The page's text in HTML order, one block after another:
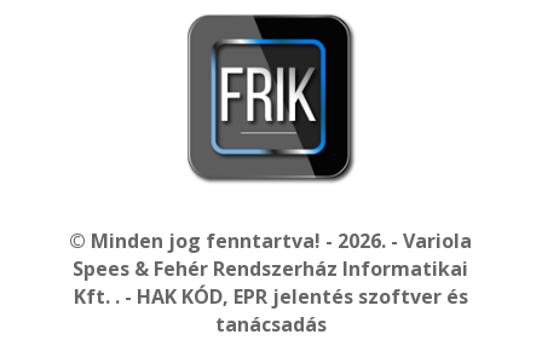
© Minden jog fenntartva! - 2026. - Variola
Spees & Fehér Rendszerház Informatikai
Kft. . - HAK KÓD, EPR jelentés szoftver és
tanácsadás